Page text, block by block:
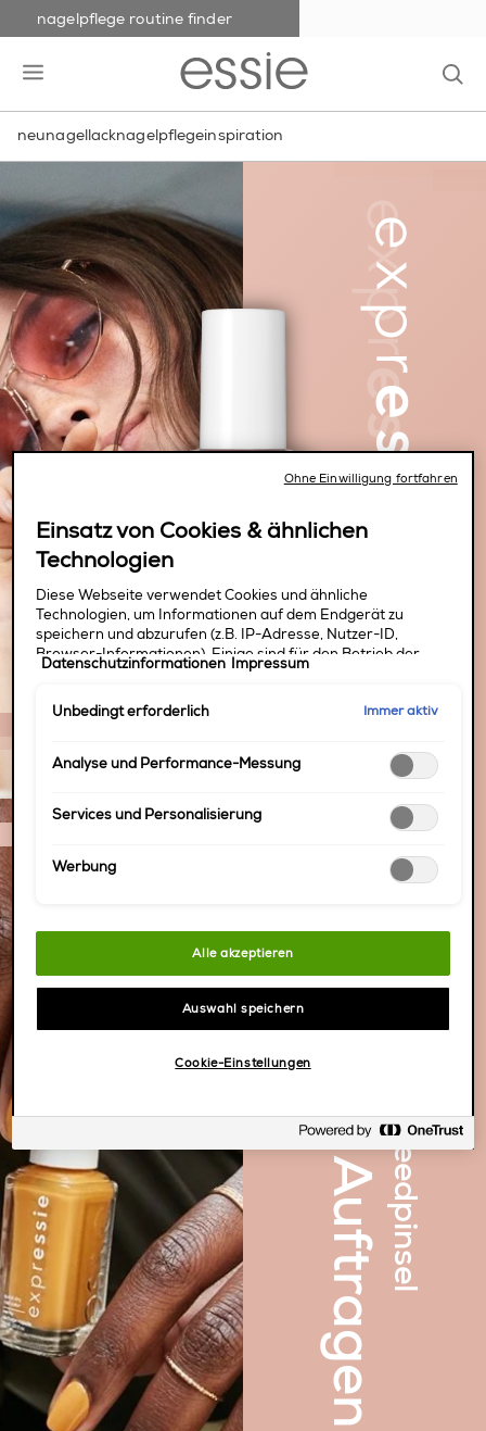
nagelpflege routine finder
neunagellacknagelpflegeinspiration
quick dry
angewinkelter Speedpinsel
Einfaches Auftragen
Einsatz von Cookies & ähnlichen
Technologien
Diese Webseite verwendet Cookies und ähnliche
Technologien, um Informationen auf dem Endgerät zu
speichern und abzurufen (z.B. IP-Adresse, Nutzer-ID,
Browser-Informationen). Einige sind für den Betrieb der
Webseite unbedingt erforderlich. Andere erfordern eine
Performance-Messung, das Angebot bestimmter Services,
und die Einbindung externer Medien. Nicht unbedingt
erforderliche Cookies können direkt akzeptiert ("Alle
fortfahren") werden. Individuelle Anpassungen der
Einstellungen sind ebenfalls möglich und speicherbar
dem Link "Cookie-Einstellungen" angepasst werden. Für
weitere Informationen s. unsere Datenschutzinformationen.
Datenschutzinformationen Impressum
Unbedingt erforderlich Immer aktiv
Analyse und Performance-Messung
Services und Personalisierung
Werbung
Alle akzeptieren
Auswahl speichern
Cookie-Einstellungen
Ohne Einwilligung fortfahren